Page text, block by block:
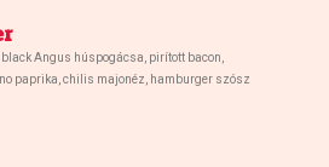
Angus húspogácsa, pirított bacon,
paprika, chilis majonéz, hamburger szósz